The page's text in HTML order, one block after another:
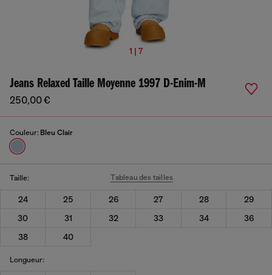
1 | 7
Jeans Relaxed Taille Moyenne 1997 D-Enim-M
250,00 €
Couleur: Bleu Clair
Taille: Tableau des tailles
24 25 26 27 28
29
30
31 32 33 34
36
38
40
Longueur: